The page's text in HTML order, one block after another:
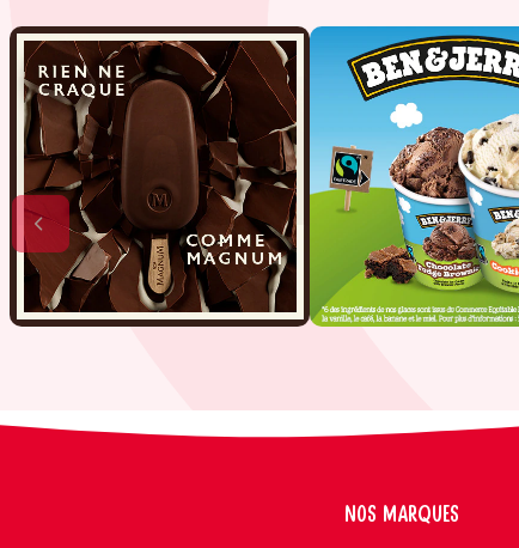
NOS MARQUES